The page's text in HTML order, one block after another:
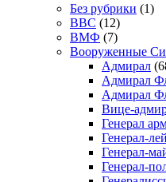
Без рубрики (1)
ВВС (12)
ВМФ (7)
Вооруженные
Адмирал
Адмирал
Адмирал
Вице-
Генерал
Генерал-
Генерал-
Генерал-